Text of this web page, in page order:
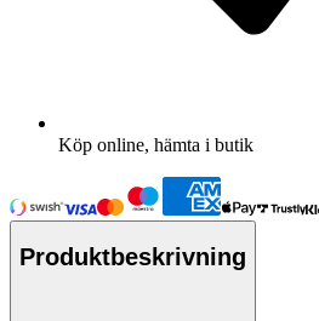
Köp online, hämta i butik
Produktbeskrivning